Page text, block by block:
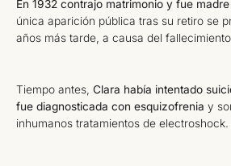
En 1932 contrajo matrimonio y fue
única aparición pública tras su retiro se
años más tarde, a causa del
Tiempo antes, Clara había intentado
fue diagnosticada con esquizofrenia y
inhumanos tratamientos de electroshock.